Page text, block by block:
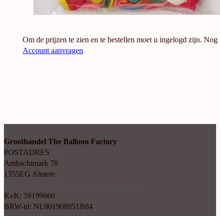
Om de prijzen te zien en te bestellen moet u ingelogd zijn. Nog
Account aanvragen
Groothandel The Balloon Factory
POSTADRES
Ambachtmark 76
1355EG Almere
KvK: 59199660
BRW-id: NL001908851B84